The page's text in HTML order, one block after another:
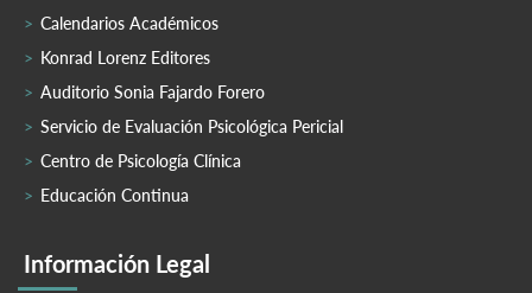
Calendarios Académicos
Konrad Lorenz Editores
Auditorio Sonia Fajardo Forero
Servicio de Evaluación Psicológica Pericial
Centro de Psicología Clínica
Educación Continua
Información Legal